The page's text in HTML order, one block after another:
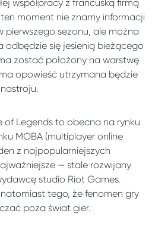
współpracy z francuską firmą
moment nie znamy informacji
pierwszego sezonu, ale można
odbędzie się jesienią bieżącego
zostać położony na warstwę
opowieść utrzymana będzie
of Legends to obecna na rynku
MOBA (multiplayer online
z najpopularniejszych
— stale rozwijany
studio Riot Games.
tego, że fenomen gry
poza świat gier.